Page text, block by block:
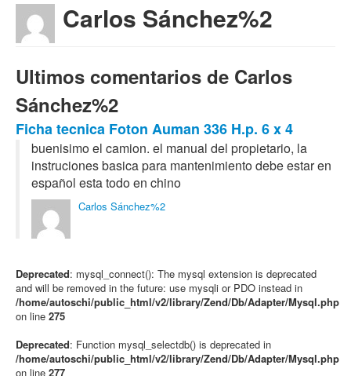
Carlos Sánchez%2
Ultimos comentarios de Carlos
Sánchez%2
Ficha tecnica Foton Auman 336 H.p. 6 x 4
buenisimo el camion. el manual del propietario, la
instruciones basica para mantenimiento debe estar en
español esta todo en chino
Carlos Sánchez%2
Deprecated: mysql_connect(): The mysql extension is deprecated
and will be removed in the future: use mysqli or PDO instead in
/home/autoschi/public_html/v2/library/Zend/Db/Adapter/Mysql.php
on line 275
Deprecated: Function mysql_selectdb() is deprecated in
/home/autoschi/public_html/v2/library/Zend/Db/Adapter/Mysql.php
on line 277